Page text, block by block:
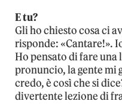
E tu?
Gli ho chiesto cosa ci
risponde: «Cantare!».
Ho pensato di fare una
pronuncio, la gente mi
credo, è così che si
divertente lezione di